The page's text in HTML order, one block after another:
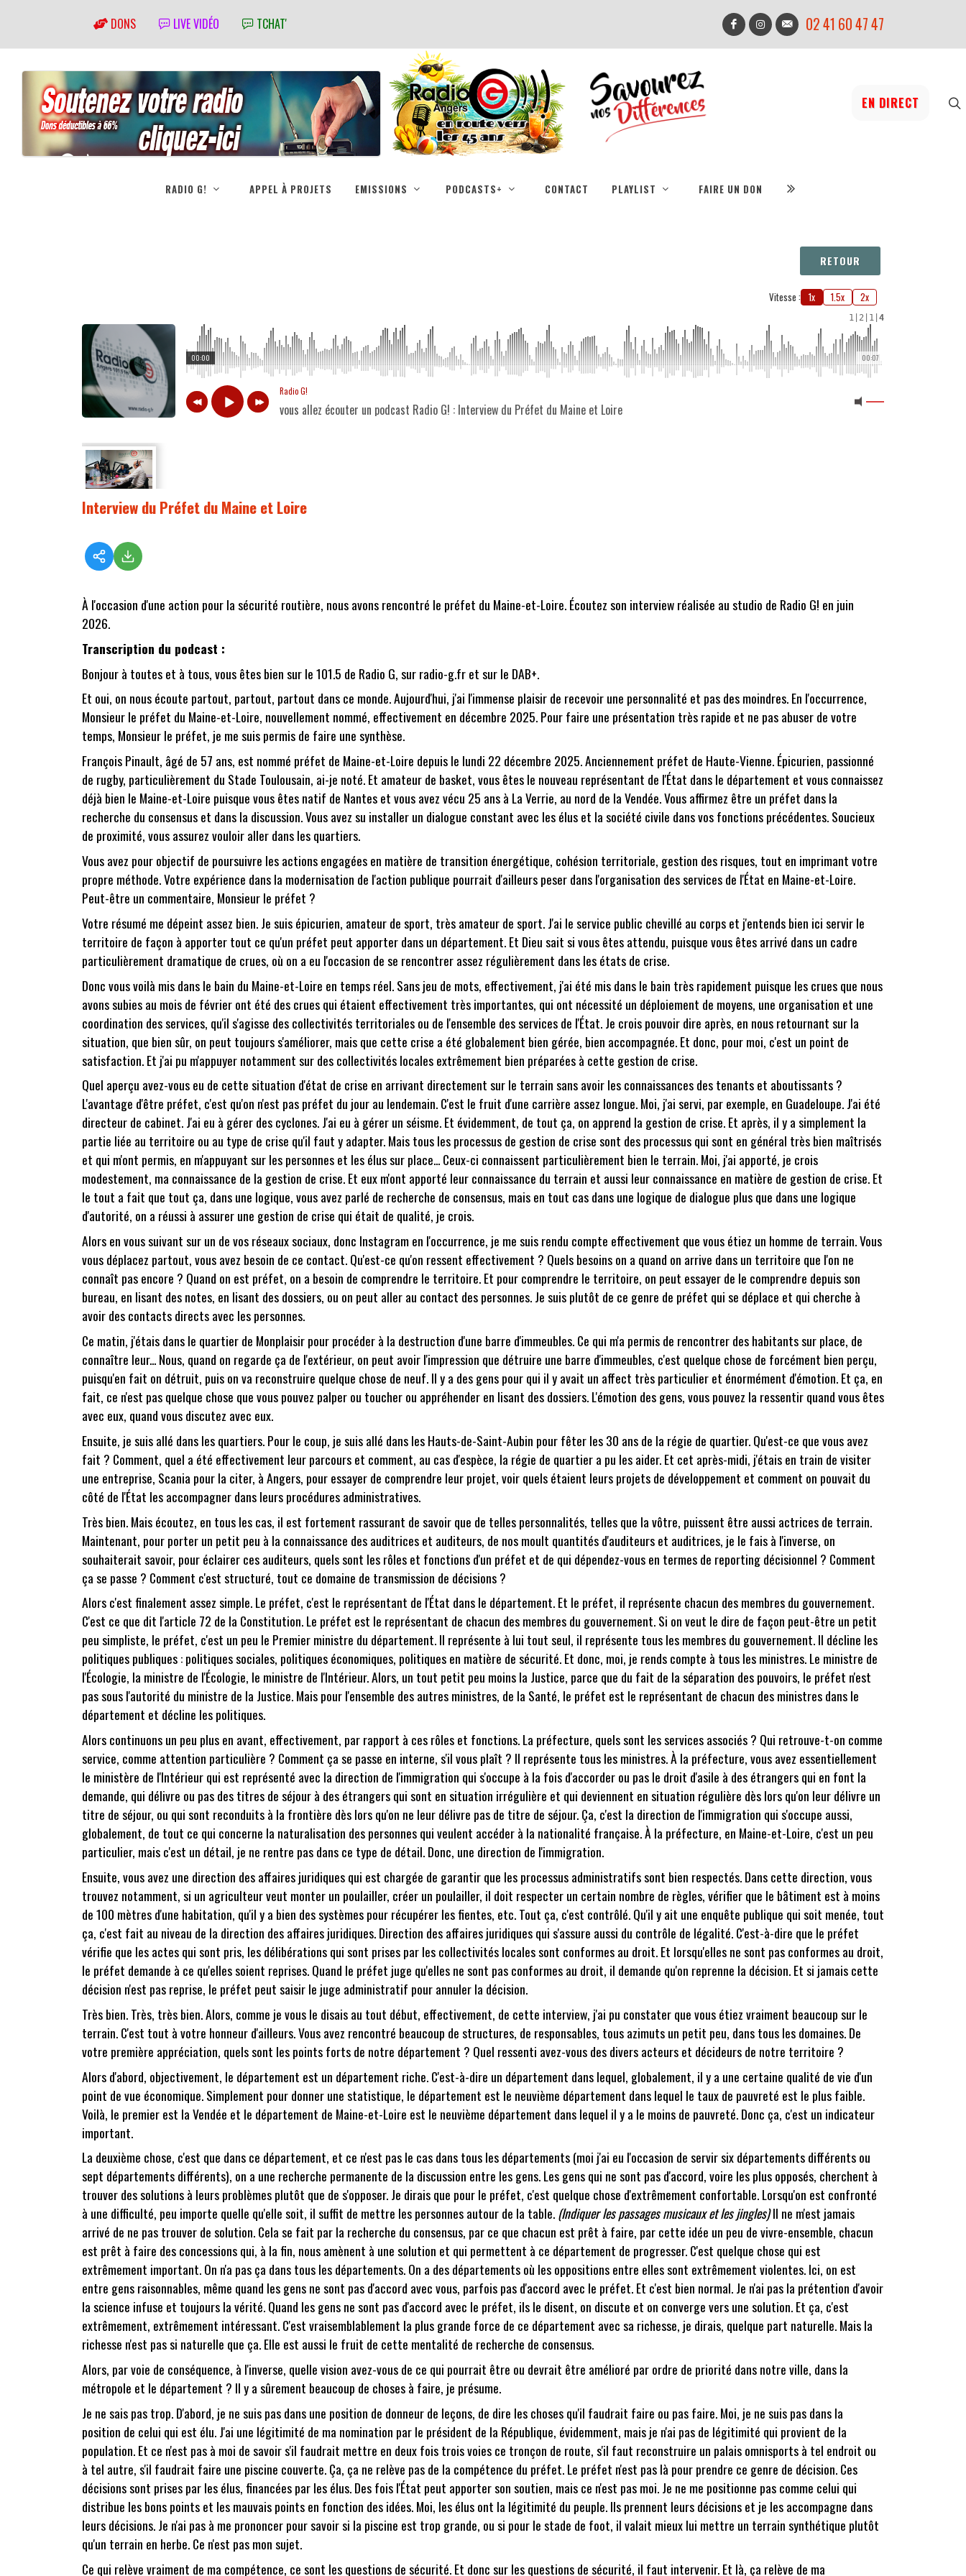
DONS LIVE VIDÉO TCHAT' 02 41 60 47 47
EN DIRECT
RADIO G! APPEL À PROJETS EMISSIONS PODCASTS+ CONTACT PLAYLIST FAIRE UN DON
RETOUR
Vitesse : 1x 1.5x 2x
1 2 1 4
00:07
00:00
Radio G!
vous allez écouter un podcast Radio G! : Interview du Préfet du Maine et Loire
Interview du Préfet du Maine et Loire
À l'occasion d'une action pour la sécurité routière, nous avons rencontré le préfet du Maine-et-Loire. Écoutez son interview réalisée au studio de Radio G! en juin
2026.
Transcription du podcast :
Bonjour à toutes et à tous, vous êtes bien sur le 101.5 de Radio G, sur radio-g.fr et sur le DAB+.
Et oui, on nous écoute partout, partout, partout dans ce monde. Aujourd'hui, j'ai l'immense plaisir de recevoir une personnalité et pas des moindres. En l'occurrence,
Monsieur le préfet du Maine-et-Loire, nouvellement nommé, effectivement en décembre 2025. Pour faire une présentation très rapide et ne pas abuser de votre
temps, Monsieur le préfet, je me suis permis de faire une synthèse.
François Pinault, âgé de 57 ans, est nommé préfet de Maine-et-Loire depuis le lundi 22 décembre 2025. Anciennement préfet de Haute-Vienne. Épicurien, passionné
de rugby, particulièrement du Stade Toulousain, ai-je noté. Et amateur de basket, vous êtes le nouveau représentant de l'État dans le département et vous connaissez
déjà bien le Maine-et-Loire puisque vous êtes natif de Nantes et vous avez vécu 25 ans à La Verrie, au nord de la Vendée. Vous affirmez être un préfet dans la
recherche du consensus et dans la discussion. Vous avez su installer un dialogue constant avec les élus et la société civile dans vos fonctions précédentes. Soucieux
de proximité, vous assurez vouloir aller dans les quartiers.
Vous avez pour objectif de poursuivre les actions engagées en matière de transition énergétique, cohésion territoriale, gestion des risques, tout en imprimant votre
propre méthode. Votre expérience dans la modernisation de l'action publique pourrait d'ailleurs peser dans l'organisation des services de l'État en Maine-et-Loire.
Peut-être un commentaire, Monsieur le préfet ?
Votre résumé me dépeint assez bien. Je suis épicurien, amateur de sport, très amateur de sport. J'ai le service public chevillé au corps et j'entends bien ici servir le
territoire de façon à apporter tout ce qu'un préfet peut apporter dans un département. Et Dieu sait si vous êtes attendu, puisque vous êtes arrivé dans un cadre
particulièrement dramatique de crues, où on a eu l'occasion de se rencontrer assez régulièrement dans les états de crise.
Donc vous voilà mis dans le bain du Maine-et-Loire en temps réel. Sans jeu de mots, effectivement, j'ai été mis dans le bain très rapidement puisque les crues que nous
avons subies au mois de février ont été des crues qui étaient effectivement très importantes, qui ont nécessité un déploiement de moyens, une organisation et une
coordination des services, qu'il s'agisse des collectivités territoriales ou de l'ensemble des services de l'État. Je crois pouvoir dire après, en nous retournant sur la
situation, que bien sûr, on peut toujours s'améliorer, mais que cette crise a été globalement bien gérée, bien accompagnée. Et donc, pour moi, c'est un point de
satisfaction. Et j'ai pu m'appuyer notamment sur des collectivités locales extrêmement bien préparées à cette gestion de crise.
Quel aperçu avez-vous eu de cette situation d'état de crise en arrivant directement sur le terrain sans avoir les connaissances des tenants et aboutissants ?
L'avantage d'être préfet, c'est qu'on n'est pas préfet du jour au lendemain. C'est le fruit d'une carrière assez longue. Moi, j'ai servi, par exemple, en Guadeloupe. J'ai été
directeur de cabinet. J'ai eu à gérer des cyclones. J'ai eu à gérer un séisme. Et évidemment, de tout ça, on apprend la gestion de crise. Et après, il y a simplement la
partie liée au territoire ou au type de crise qu'il faut y adapter. Mais tous les processus de gestion de crise sont des processus qui sont en général très bien maîtrisés
et qui m'ont permis, en m'appuyant sur les personnes et les élus sur place... Ceux-ci connaissent particulièrement bien le terrain. Moi, j'ai apporté, je crois
modestement, ma connaissance de la gestion de crise. Et eux m'ont apporté leur connaissance du terrain et aussi leur connaissance en matière de gestion de crise. Et
le tout a fait que tout ça, dans une logique, vous avez parlé de recherche de consensus, mais en tout cas dans une logique de dialogue plus que dans une logique
d'autorité, on a réussi à assurer une gestion de crise qui était de qualité, je crois.
Alors en vous suivant sur un de vos réseaux sociaux, donc Instagram en l'occurrence, je me suis rendu compte effectivement que vous étiez un homme de terrain. Vous
vous déplacez partout, vous avez besoin de ce contact. Qu'est-ce qu'on ressent effectivement ? Quels besoins on a quand on arrive dans un territoire que l'on ne
connaît pas encore ? Quand on est préfet, on a besoin de comprendre le territoire. Et pour comprendre le territoire, on peut essayer de le comprendre depuis son
bureau, en lisant des notes, en lisant des dossiers, ou on peut aller au contact des personnes. Je suis plutôt de ce genre de préfet qui se déplace et qui cherche à
avoir des contacts directs avec les personnes.
Ce matin, j'étais dans le quartier de Monplaisir pour procéder à la destruction d'une barre d'immeubles. Ce qui m'a permis de rencontrer des habitants sur place, de
connaître leur... Nous, quand on regarde ça de l'extérieur, on peut avoir l'impression que détruire une barre d'immeubles, c'est quelque chose de forcément bien perçu,
puisqu'en fait on détruit, puis on va reconstruire quelque chose de neuf. Il y a des gens pour qui il y avait un affect très particulier et énormément d'émotion. Et ça, en
fait, ce n'est pas quelque chose que vous pouvez palper ou toucher ou appréhender en lisant des dossiers. L'émotion des gens, vous pouvez la ressentir quand vous êtes
avec eux, quand vous discutez avec eux.
Ensuite, je suis allé dans les quartiers. Pour le coup, je suis allé dans les Hauts-de-Saint-Aubin pour fêter les 30 ans de la régie de quartier. Qu'est-ce que vous avez
fait ? Comment, quel a été effectivement leur parcours et comment, au cas d'espèce, la régie de quartier a pu les aider. Et cet après-midi, j'étais en train de visiter
une entreprise, Scania pour la citer, à Angers, pour essayer de comprendre leur projet, voir quels étaient leurs projets de développement et comment on pouvait du
côté de l'État les accompagner dans leurs procédures administratives.
Très bien. Mais écoutez, en tous les cas, il est fortement rassurant de savoir que de telles personnalités, telles que la vôtre, puissent être aussi actrices de terrain.
Maintenant, pour porter un petit peu à la connaissance des auditrices et auditeurs, de nos moult quantités d'auditeurs et auditrices, je le fais à l'inverse, on
souhaiterait savoir, pour éclairer ces auditeurs, quels sont les rôles et fonctions d'un préfet et de qui dépendez-vous en termes de reporting décisionnel ? Comment
ça se passe ? Comment c'est structuré, tout ce domaine de transmission de décisions ?
Alors c'est finalement assez simple. Le préfet, c'est le représentant de l'État dans le département. Et le préfet, il représente chacun des membres du gouvernement.
C'est ce que dit l'article 72 de la Constitution. Le préfet est le représentant de chacun des membres du gouvernement. Si on veut le dire de façon peut-être un petit
peu simpliste, le préfet, c'est un peu le Premier ministre du département. Il représente à lui tout seul, il représente tous les membres du gouvernement. Il décline les
politiques publiques : politiques sociales, politiques économiques, politiques en matière de sécurité. Et donc, moi, je rends compte à tous les ministres. Le ministre de
l'Écologie, la ministre de l'Écologie, le ministre de l'Intérieur. Alors, un tout petit peu moins la Justice, parce que du fait de la séparation des pouvoirs, le préfet n'est
pas sous l'autorité du ministre de la Justice. Mais pour l'ensemble des autres ministres, de la Santé, le préfet est le représentant de chacun des ministres dans le
département et décline les politiques.
Alors continuons un peu plus en avant, effectivement, par rapport à ces rôles et fonctions. La préfecture, quels sont les services associés ? Qui retrouve-t-on comme
service, comme attention particulière ? Comment ça se passe en interne, s'il vous plaît ? Il représente tous les ministres. À la préfecture, vous avez essentiellement
le ministère de l'Intérieur qui est représenté avec la direction de l'immigration qui s'occupe à la fois d'accorder ou pas le droit d'asile à des étrangers qui en font la
demande, qui délivre ou pas des titres de séjour à des étrangers qui sont en situation irrégulière et qui deviennent en situation régulière dès lors qu'on leur délivre un
titre de séjour, ou qui sont reconduits à la frontière dès lors qu'on ne leur délivre pas de titre de séjour. Ça, c'est la direction de l'immigration qui s'occupe aussi,
globalement, de tout ce qui concerne la naturalisation des personnes qui veulent accéder à la nationalité française. À la préfecture, en Maine-et-Loire, c'est un peu
particulier, mais c'est un détail, je ne rentre pas dans ce type de détail. Donc, une direction de l'immigration.
Ensuite, vous avez une direction des affaires juridiques qui est chargée de garantir que les processus administratifs sont bien respectés. Dans cette direction, vous
trouvez notamment, si un agriculteur veut monter un poulailler, créer un poulailler, il doit respecter un certain nombre de règles, vérifier que le bâtiment est à moins
de 100 mètres d'une habitation, qu'il y a bien des systèmes pour récupérer les fientes, etc. Tout ça, c'est contrôlé. Qu'il y ait une enquête publique qui soit menée, tout
ça, c'est fait au niveau de la direction des affaires juridiques. Direction des affaires juridiques qui s'assure aussi du contrôle de légalité. C'est-à-dire que le préfet
vérifie que les actes qui sont pris, les délibérations qui sont prises par les collectivités locales sont conformes au droit. Et lorsqu'elles ne sont pas conformes au droit,
le préfet demande à ce qu'elles soient reprises. Quand le préfet juge qu'elles ne sont pas conformes au droit, il demande qu'on reprenne la décision. Et si jamais cette
décision n'est pas reprise, le préfet peut saisir le juge administratif pour annuler la décision.
Très bien. Très, très bien. Alors, comme je vous le disais au tout début, effectivement, de cette interview, j'ai pu constater que vous étiez vraiment beaucoup sur le
terrain. C'est tout à votre honneur d'ailleurs. Vous avez rencontré beaucoup de structures, de responsables, tous azimuts un petit peu, dans tous les domaines. De
votre première appréciation, quels sont les points forts de notre département ? Quel ressenti avez-vous des divers acteurs et décideurs de notre territoire ?
Alors d'abord, objectivement, le département est un département riche. C'est-à-dire un département dans lequel, globalement, il y a une certaine qualité de vie d'un
point de vue économique. Simplement pour donner une statistique, le département est le neuvième département dans lequel le taux de pauvreté est le plus faible.
Voilà, le premier est la Vendée et le département de Maine-et-Loire est le neuvième département dans lequel il y a le moins de pauvreté. Donc ça, c'est un indicateur
important.
La deuxième chose, c'est que dans ce département, et ce n'est pas le cas dans tous les départements (moi j'ai eu l'occasion de servir six départements différents ou
sept départements différents), on a une recherche permanente de la discussion entre les gens. Les gens qui ne sont pas d'accord, voire les plus opposés, cherchent à
trouver des solutions à leurs problèmes plutôt que de s'opposer. Je dirais que pour le préfet, c'est quelque chose d'extrêmement confortable. Lorsqu'on est confronté
à une difficulté, peu importe quelle qu'elle soit, il suffit de mettre les personnes autour de la table.(Indiquer les passages musicaux et les jingles)Il ne m'est jamais
arrivé de ne pas trouver de solution. Cela se fait par la recherche du consensus, par ce que chacun est prêt à faire, par cette idée un peu de vivre-ensemble, chacun
est prêt à faire des concessions qui, à la fin, nous amènent à une solution et qui permettent à ce département de progresser. C'est quelque chose qui est
extrêmement important. On n'a pas ça dans tous les départements. On a des départements où les oppositions entre elles sont extrêmement violentes. Ici, on est
entre gens raisonnables, même quand les gens ne sont pas d'accord avec vous, parfois pas d'accord avec le préfet. Et c'est bien normal. Je n'ai pas la prétention d'avoir
la science infuse et toujours la vérité. Quand les gens ne sont pas d'accord avec le préfet, ils le disent, on discute et on converge vers une solution. Et ça, c'est
extrêmement, extrêmement intéressant. C'est vraisemblablement la plus grande force de ce département avec sa richesse, je dirais, quelque part naturelle. Mais la
richesse n'est pas si naturelle que ça. Elle est aussi le fruit de cette mentalité de recherche de consensus.
Alors, par voie de conséquence, à l'inverse, quelle vision avez-vous de ce qui pourrait être ou devrait être amélioré par ordre de priorité dans notre ville, dans la
métropole et le département ? Il y a sûrement beaucoup de choses à faire, je présume.
Je ne sais pas trop. D'abord, je ne suis pas dans une position de donneur de leçons, de dire les choses qu'il faudrait faire ou pas faire. Moi, je ne suis pas dans la
position de celui qui est élu. J'ai une légitimité de ma nomination par le président de la République, évidemment, mais je n'ai pas de légitimité qui provient de la
population. Et ce n'est pas à moi de savoir s'il faudrait mettre en deux fois trois voies ce tronçon de route, s'il faut reconstruire un palais omnisports à tel endroit ou
à tel autre, s'il faudrait faire une piscine couverte. Ça, ça ne relève pas de la compétence du préfet. Le préfet n'est pas là pour prendre ce genre de décision. Ces
décisions sont prises par les élus, financées par les élus. Des fois l'État peut apporter son soutien, mais ce n'est pas moi. Je ne me positionne pas comme celui qui
distribue les bons points et les mauvais points en fonction des idées. Moi, les élus ont la légitimité du peuple. Ils prennent leurs décisions et je les accompagne dans
leurs décisions. Je n'ai pas à me prononcer pour savoir si la piscine est trop grande, ou si pour le stade de foot, il valait mieux lui mettre un terrain synthétique plutôt
qu'un terrain en herbe. Ce n'est pas mon sujet.
Ce qui relève vraiment de ma compétence, ce sont les questions de sécurité. Et donc sur les questions de sécurité, il faut intervenir. Et là, ça relève de ma